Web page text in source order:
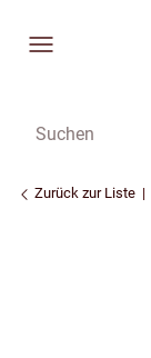
Zurück zur Liste